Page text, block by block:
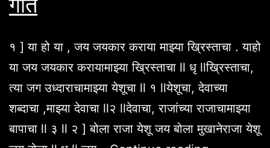
१ ] या हो या , जय जयकार कराया माझ्या ख्रिस्ताचा . याहो
या जय जयकार करायामाझ्या ख्रिस्ताचा ll धृ llख्रिस्ताचा,
त्या जग उध्दाराचामाझ्या येशूचा ll १ llयेशूचा, देवाच्या
शब्दाचा ,माझ्या देवाचा ll२ llदेवाचा, राजांच्या राजाचामाझ्या
बापाचा ll ३ ll २ ] बोला राजा येशू जय बोला मुखानेराजा येशू